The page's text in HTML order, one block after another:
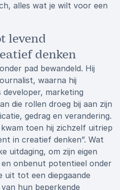
alles wat je wilt voor een
levend
denken
pad bewandeld. Hij
waarna hij
marketing
die rollen droeg bij aan zijn
gedrag en verandering.
toen hij zichzelf uitriep
in creatief denken”. Wat
uitdaging, om zijn eigen
onbenut potentieel onder
uit tot een diepgaande
van hun beperkende